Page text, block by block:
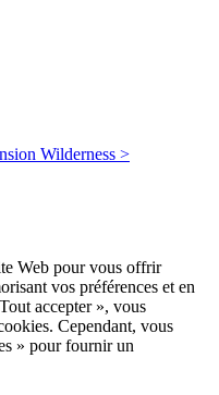
Wilderness >
Web pour vous offrir
vos préférences et en
accepter », vous
Cependant, vous
» pour fournir un